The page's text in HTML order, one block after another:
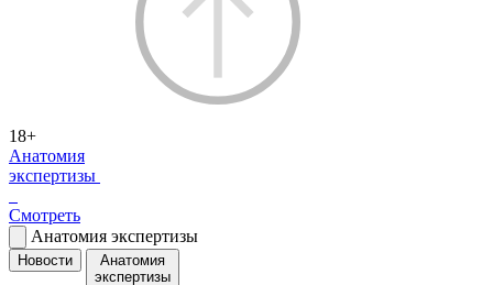
18+
Анатомия
экспертизы
Смотреть
Анатомия экспертизы
Новости
Анатомия
экспертизы